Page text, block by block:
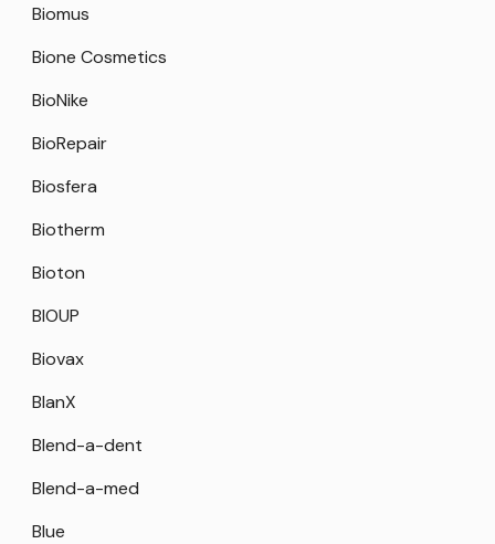
Biomus
Bione Cosmetics
BioNike
BioRepair
Biosfera
Biotherm
Bioton
BIOUP
Biovax
BlanX
Blend-a-dent
Blend-a-med
Blue